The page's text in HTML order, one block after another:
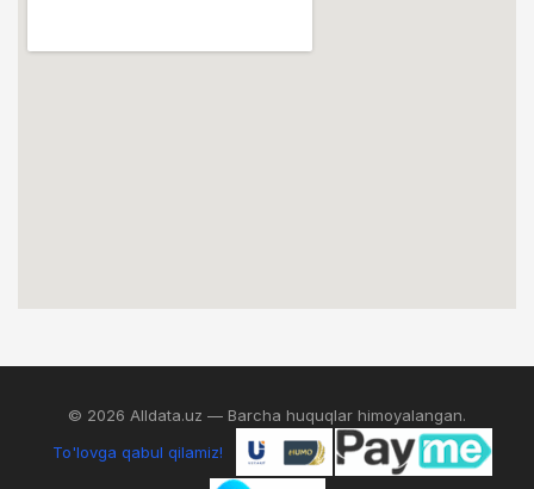
© 2026 Alldata.uz — Barcha huquqlar himoyalangan.
To'lovga qabul qilamiz!